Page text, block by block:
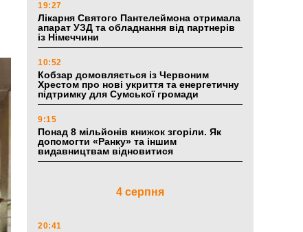
19:27
Лікарня Святого Пантелеймона отримала
апарат УЗД та обладнання від партнерів
із Німеччини
10:52
Кобзар домовляється із Червоним
Хрестом про нові укриття та енергетичну
підтримку для Сумської громади
9:15
Понад 8 мільйонів книжок згоріли. Як
допомогти «Ранку» та іншим
видавництвам відновитися
4 серпня
20:41